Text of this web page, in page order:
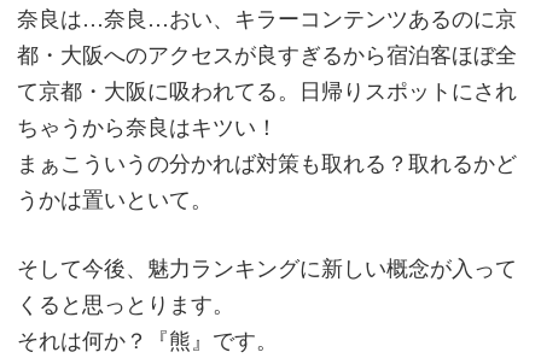
奈良は…奈良…おい、キラーコンテンツあるのに京
都・大阪へのアクセスが良すぎるから宿泊客ほぼ全
て京都・大阪に吸われてる。日帰りスポットにされ
ちゃうから奈良はキツい！
まぁこういうの分かれば対策も取れる？取れるかど
うかは置いといて。
そして今後、魅力ランキングに新しい概念が入って
くると思っとります。
それは何か？『熊』です。